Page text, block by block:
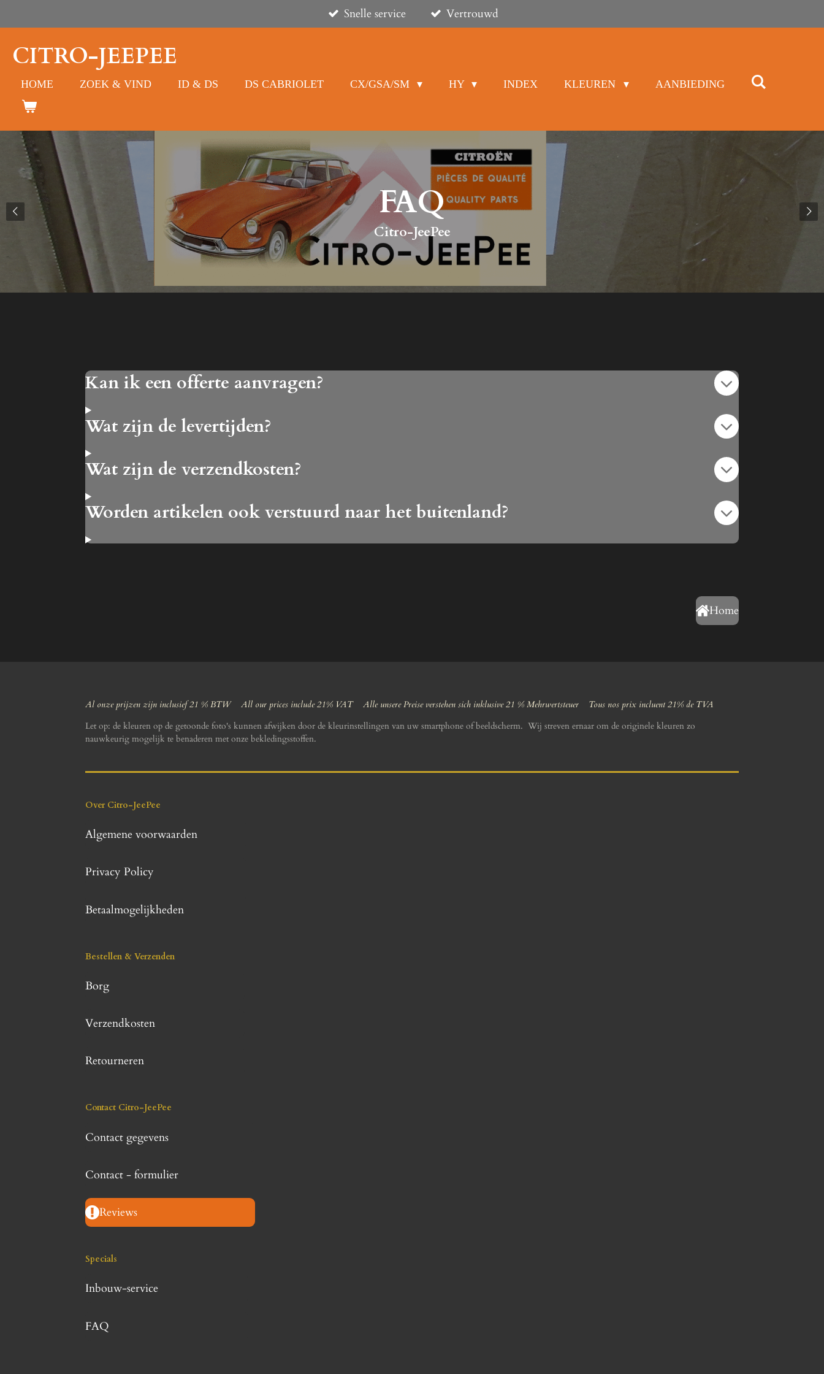
direct
naar
de
hoofdinhoud
Snelle service Vertrouwd
CITRO-JEEPEE
HOME ZOEK & VIND ID & DS DS CABRIOLET CX/GSA/SM HY INDEX KLEUREN AANBIEDING
FAQ
Citro-JeePee
Kan ik een offerte aanvragen?
Wat zijn de levertijden?
Wat zijn de verzendkosten?
Worden artikelen ook verstuurd naar het buitenland?
Home
Al onze prijzen zijn inclusief 21 % BTW All our prices include 21% VAT Alle unsere Preise verstehen sich inklusive 21 % Mehrwertsteuer Tous nos prix incluent 21% de TVA
Let op: de kleuren op de getoonde foto's kunnen afwijken door de kleurinstellingen van uw smartphone of beeldscherm. Wij streven ernaar om de originele kleuren zo
nauwkeurig mogelijk te benaderen met onze bekledingsstoffen.
Over Citro-JeePee
Algemene voorwaarden
Privacy Policy
Betaalmogelijkheden
Bestellen & Verzenden
Borg
Verzendkosten
Retourneren
Contact Citro-JeePee
Contact gegevens
Contact - formulier
Reviews
Specials
Inbouw-service
FAQ